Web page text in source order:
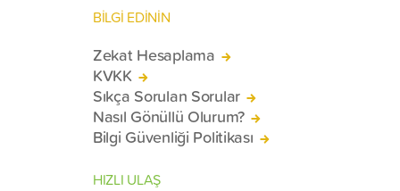
BİLGİ EDİNİN
Zekat Hesaplama
KVKK
Sıkça Sorulan Sorular
Nasıl Gönüllü Olurum?
Bilgi Güvenliği Politikası
HIZLI ULAŞ